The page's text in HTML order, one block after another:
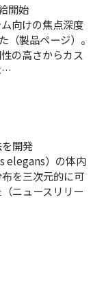
開始
向けの焦点深度
（製品ページ）。
の高さからカス
…
開発
elegans）の体内
を三次元的に可
ニュースリリー